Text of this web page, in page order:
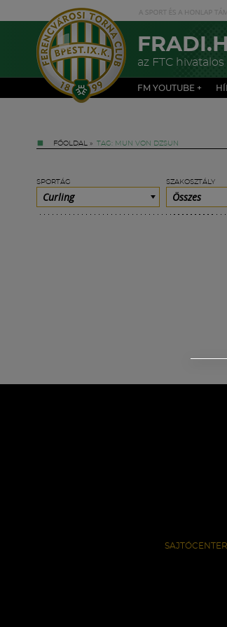
az FTC
FM YOUTUBE +
FŐOLDAL » TAG: MUN VON DZSUN
SPORTÁG
Curling
SZAKOSZTÁLY
Összes
SAJTÓCENTER